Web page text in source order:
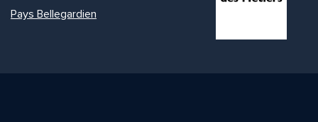
Pays Bellegardien